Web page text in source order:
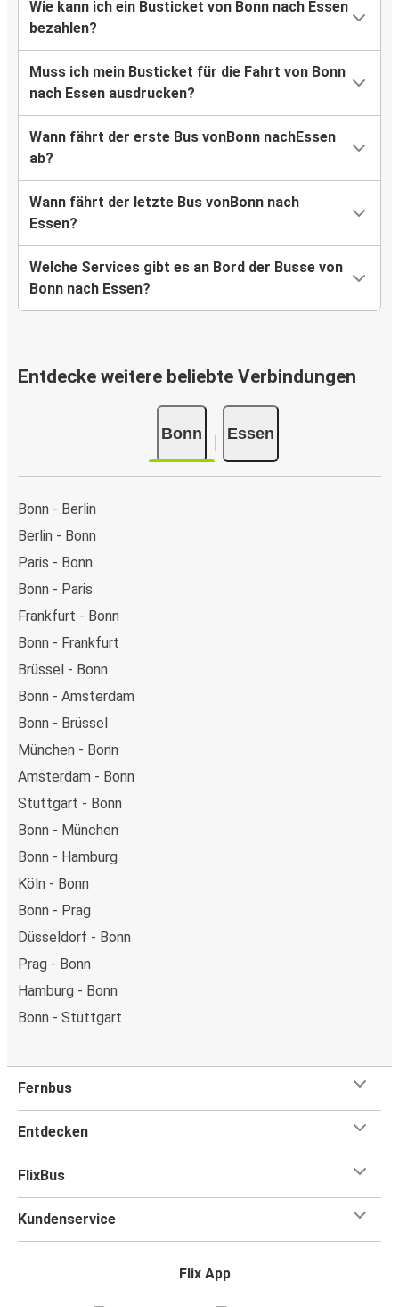
Wie kann ich ein Busticket von Bonn nach Essen
bezahlen?
Muss ich mein Busticket für die Fahrt von Bonn
nach Essen ausdrucken?
Wann fährt der erste Bus vonBonn nachEssen
ab?
Wann fährt der letzte Bus vonBonn nach
Essen?
Welche Services gibt es an Bord der Busse von
Bonn nach Essen?
Entdecke weitere beliebte Verbindungen
Bonn Essen
Bonn - Berlin
Berlin - Bonn
Paris - Bonn
Bonn - Paris
Frankfurt - Bonn
Bonn - Frankfurt
Brüssel - Bonn
Bonn - Amsterdam
Bonn - Brüssel
München - Bonn
Amsterdam - Bonn
Stuttgart - Bonn
Bonn - München
Bonn - Hamburg
Köln - Bonn
Bonn - Prag
Düsseldorf - Bonn
Prag - Bonn
Hamburg - Bonn
Bonn - Stuttgart
Fernbus
Entdecken
FlixBus
Kundenservice
Flix App